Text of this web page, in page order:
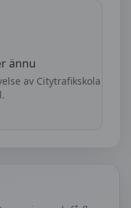
ännu
av Citytrafikskola
.